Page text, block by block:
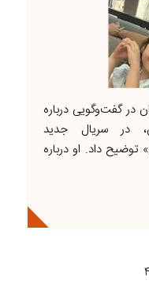
در گفت‌وگویی درباره
در سریال جدید
داد. او درباره